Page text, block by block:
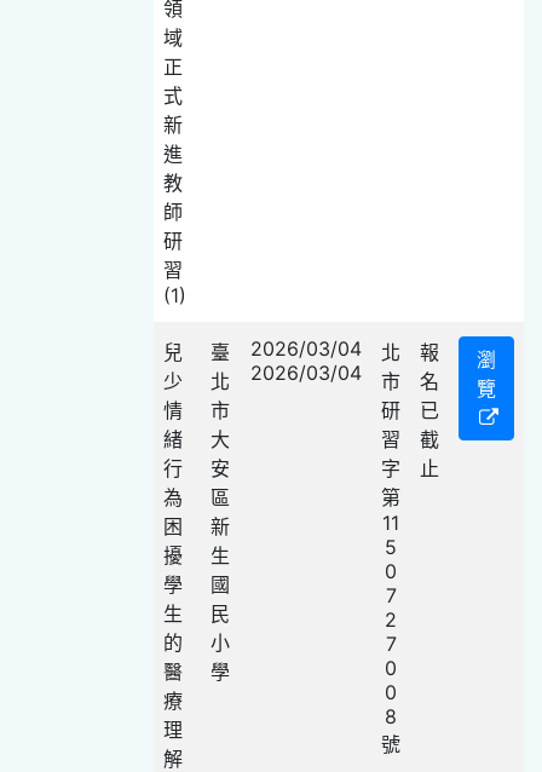
領
域
正
式
新
進
教
師
研
習
(1)
兒
少
情
緒
行
為
困
擾
學
生
的
醫
療
理
解
臺
北
市
大
安
區
新
生
國
民
小
學
2026/03/04
2026/03/04
北
市
研
習
字
第
11
5
0
7
2
7
0
0
8
號
報
名
已
截
止
瀏
覽